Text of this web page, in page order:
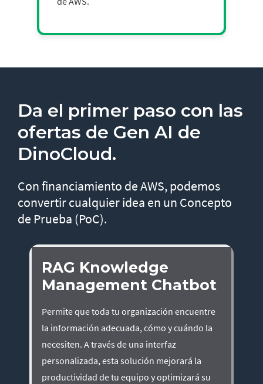
Da el primer paso con las
ofertas de Gen AI de
DinoCloud.
Con financiamiento de AWS, podemos
convertir cualquier idea en un Concepto
de Prueba (PoC).
RAG Knowledge
Management Chatbot
Permite que toda tu organización encuentre
la información adecuada, cómo y cuándo la
necesiten. A través de una interfaz
personalizada, esta solución mejorará la
productividad de tu equipo y optimizará su